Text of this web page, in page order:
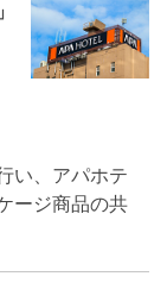
い、アパホテ
ージ商品の共